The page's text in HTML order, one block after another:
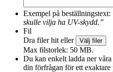
Exempel på beställningstext:
skulle vilja ha UV-skydd.”
Fil
Dra filer hit eller
Välj filer
Max filstorlek: 50 MB.
Du kan enkelt ladda ner
din förfrågan för ett exaktare